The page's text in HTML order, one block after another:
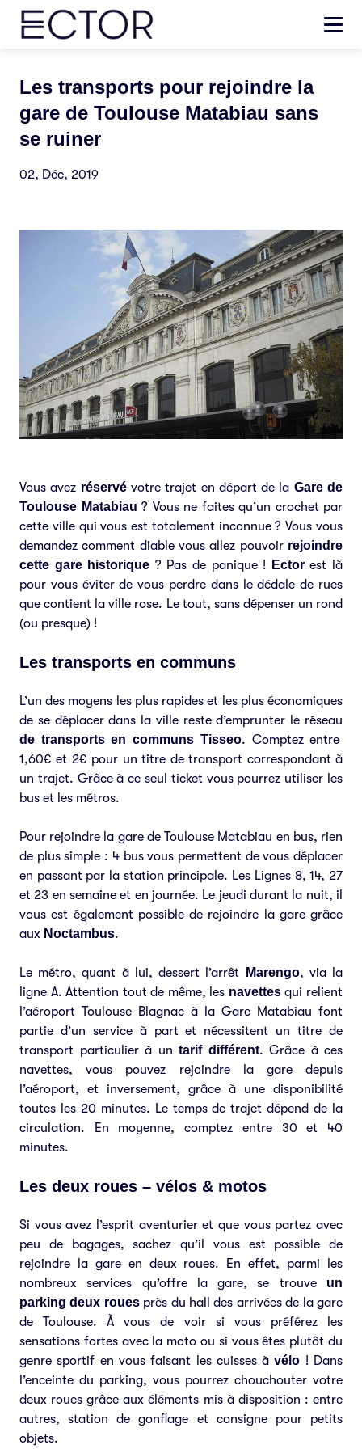
Les transports pour rejoindre la
gare de Toulouse Matabiau sans
se ruiner
02, Déc, 2019
Vous avez réservévotre trajet en départ de la Gare de
Toulouse Matabiau ? Vous ne faites qu’un crochet par
cette ville qui vous est totalement inconnue ? Vous vous
demandez comment diable vous allez pouvoir rejoindre
cette gare historique ? Pas de panique ! Ectorest là
pour vous éviter de vous perdre dans le dédale de rues
que contient la ville rose. Le tout, sans dépenser un rond
(ou presque) !
Les transports en communs
L’un des moyens les plus rapides et les plus économiques
de se déplacer dans la ville reste d’emprunter le réseau
de transports en communs Tisseo. Comptez entre
1,60€ et 2€ pour un titre de transport correspondant à
un trajet. Grâce à ce seul ticket vous pourrez utiliser les
bus et les métros.
Pour rejoindre la gare de Toulouse Matabiau en bus, rien
de plus simple : 4 bus vous permettent de vous déplacer
en passant par la station principale. Les Lignes 8, 14, 27
et 23 en semaine et en journée. Le jeudi durant la nuit, il
vous est également possible de rejoindre la gare grâce
aux Noctambus.
Le métro, quant à lui, dessert l’arrêt Marengo, via la
ligne A. Attention tout de même, les navettesqui relient
l’aéroport Toulouse Blagnac à la Gare Matabiau font
partie d’un service à part et nécessitent un titre de
transport particulier à un tarif différent. Grâce à ces
navettes, vous pouvez rejoindre la gare depuis
l’aéroport, et inversement, grâce à une disponibilité
toutes les 20 minutes. Le temps de trajet dépend de la
circulation. En moyenne, comptez entre 30 et 40
minutes.
Les deux roues – vélos & motos
Si vous avez l’esprit aventurier et que vous partez avec
peu de bagages, sachez qu’il vous est possible de
rejoindre la gare en deux roues. En effet, parmi les
nombreux services qu’offre la gare, se trouve un
parking deux rouesprès du hall des arrivées de la gare
de Toulouse. À vous de voir si vous préférez les
sensations fortes avec la moto ou si vous êtes plutôt du
genre sportif en vous faisant les cuisses àvélo ! Dans
l’enceinte du parking, vous pourrez chouchouter votre
deux roues grâce aux éléments mis à disposition : entre
autres, station de gonflage et consigne pour petits
objets.